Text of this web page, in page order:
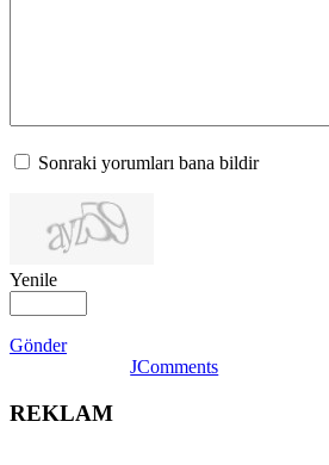
Sonraki yorumları bana bildir
Yenile
Gönder
JComments
REKLAM